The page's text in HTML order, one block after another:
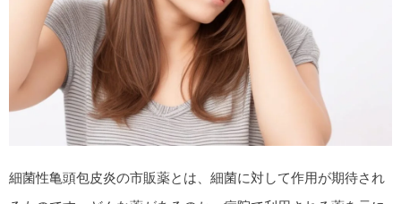
細菌性亀頭包皮炎の市販薬とは、細菌に対して作用が期待され